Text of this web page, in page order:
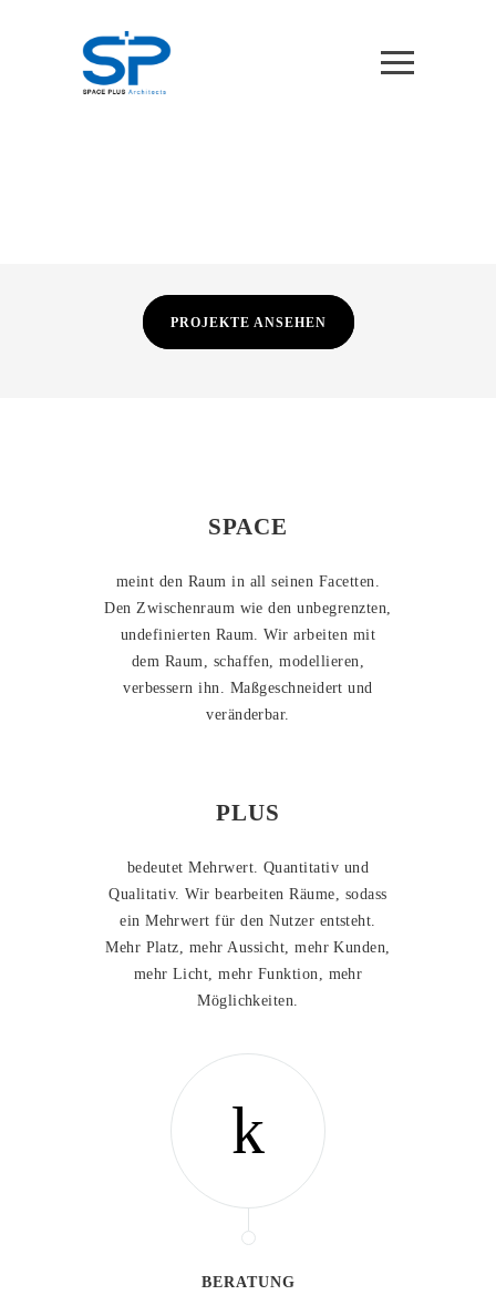
PROJEKTE ANSEHEN
SPACE
meint den Raum in all seinen Facetten.
Den Zwischenraum wie den unbegrenzten,
undefinierten Raum. Wir arbeiten mit
dem Raum, schaffen, modellieren,
verbessern ihn. Maßgeschneidert und
veränderbar.
PLUS
bedeutet Mehrwert. Quantitativ und
Qualitativ. Wir bearbeiten Räume, sodass
ein Mehrwert für den Nutzer entsteht.
Mehr Platz, mehr Aussicht, mehr Kunden,
mehr Licht, mehr Funktion, mehr
Möglichkeiten.
BERATUNG